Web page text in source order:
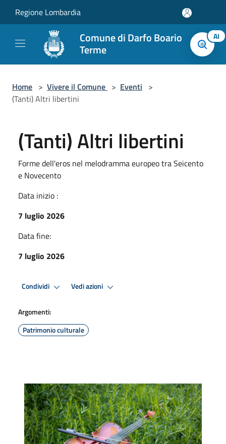
Regione Lombardia
Comune di Darfo Boario
Terme
AI
Home > Vivere il Comune > Eventi >
(Tanti) Altri libertini
(Tanti) Altri libertini
Forme dell'eros nel melodramma europeo tra Seicento
e Novecento
Data inizio :
7 luglio 2026
Data fine:
7 luglio 2026
Condividi Vedi azioni
Argomenti:
Patrimonio culturale